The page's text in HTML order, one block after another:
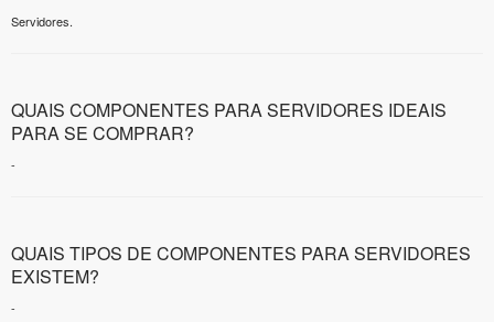
Servidores.
QUAIS COMPONENTES PARA SERVIDORES IDEAIS
PARA SE COMPRAR?
-
QUAIS TIPOS DE COMPONENTES PARA SERVIDORES
EXISTEM?
-